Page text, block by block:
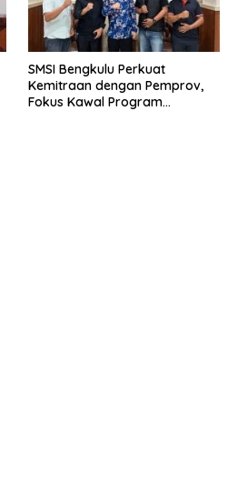
SMSI Bengkulu Perkuat
Kemitraan dengan Pemprov,
Fokus Kawal Program